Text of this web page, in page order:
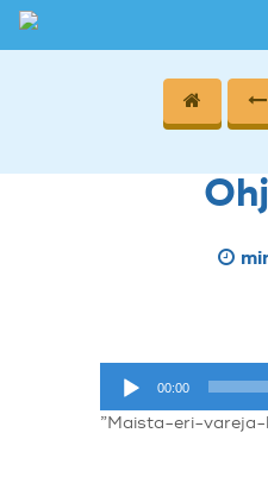
Äänitoistin
00:00
”Maista-eri-vareja-